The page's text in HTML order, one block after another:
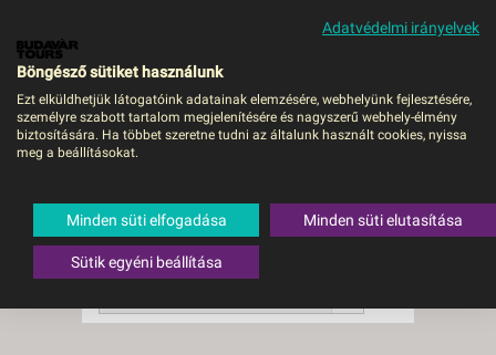
MENÜ
Nyugat-Európa
megfelelő utazásttaláltunk.
A keresővel tovább szűkítheti a
találati listát!
RENDEZÉS:
Adatvédelmi irányelvek
Böngésző sütiket használunk
Ezt elküldhetjük látogatóink adatainak elemzésére, webhelyünk fejlesztésére,
személyre szabott tartalom megjelenítésére és nagyszerű webhely-élmény
biztosítására. Ha többet szeretne tudni az általunk használt cookies, nyissa
meg a beállításokat.
Minden süti elfogadása Minden süti elutasítása
Sütik egyéni beállítása